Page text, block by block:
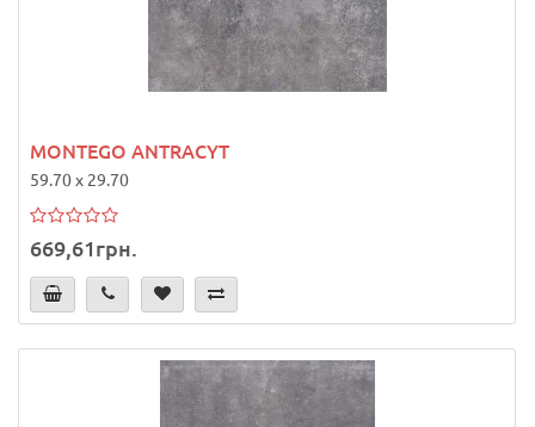
MONTEGO ANTRACYT
59.70 x 29.70
669,61грн.